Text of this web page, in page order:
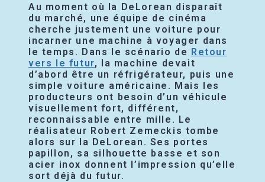
Au moment où la DeLorean disparaît
du marché, une équipe de cinéma
cherche justement une voiture pour
incarner une machine à voyager dans
le temps. Dans le scénario de Retour
vers le futur, la machine devait
d’abord être un réfrigérateur, puis une
simple voiture américaine. Mais les
producteurs ont besoin d’un véhicule
visuellement fort, différent,
reconnaissable entre mille. Le
réalisateur Robert Zemeckis tombe
alors sur la DeLorean. Ses portes
papillon, sa silhouette basse et son
acier inox donnent l’impression qu’elle
sort déjà du futur.